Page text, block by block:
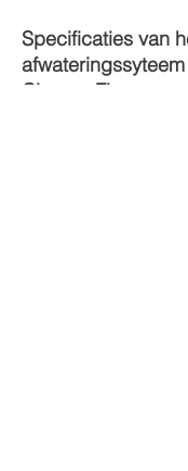
Specificaties van
Cleaner Flex op